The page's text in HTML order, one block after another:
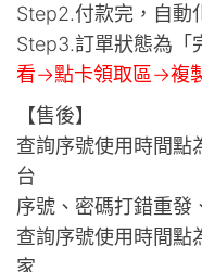
Step2.付款完，自動
Step3.訂單狀態為「
看->點卡領取區->複
【售後】
查詢序號使用時間點
台
序號、密碼打錯重發
查詢序號使用時間點
家